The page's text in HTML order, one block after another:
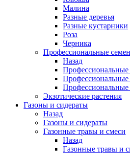
Малина
Разные деревья
Разные кустарники
Роза
Черника
Профессиональные
Назад
Профессиональные
Профессиональные
Экзотические растения
Газоны и сидераты
Назад
Газоны и сидераты
Газонные травы и смеси
Назад
Газонные травы и